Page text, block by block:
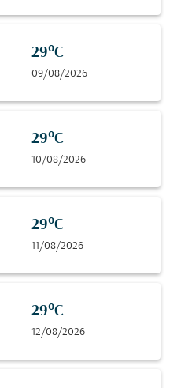
29°C
09/08/2026
29°C
10/08/2026
29°C
11/08/2026
29°C
12/08/2026